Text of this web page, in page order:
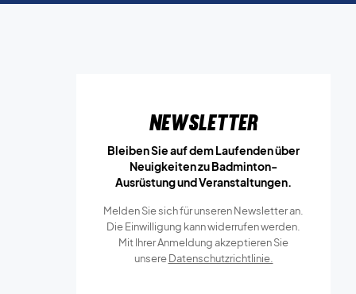
Newsletter
Bleiben Sie auf dem Laufenden über
Neuigkeiten zu Badminton-
Ausrüstung und Veranstaltungen.
Melden Sie sich für unseren Newsletter an.
Die Einwilligung kann widerrufen werden.
Mit Ihrer Anmeldung akzeptieren Sie
unsereDatenschutzrichtlinie.